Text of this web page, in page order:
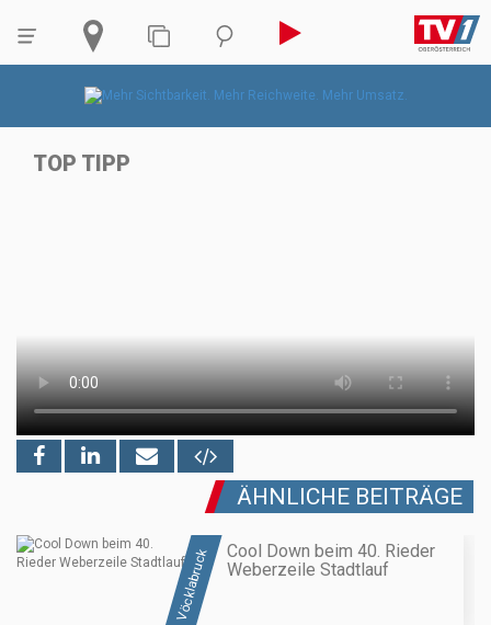
TOP TIPP
ÄHNLICHE BEITRÄGE
Vöcklabruck
Cool Down beim 40. Rieder
Weberzeile Stadtlauf